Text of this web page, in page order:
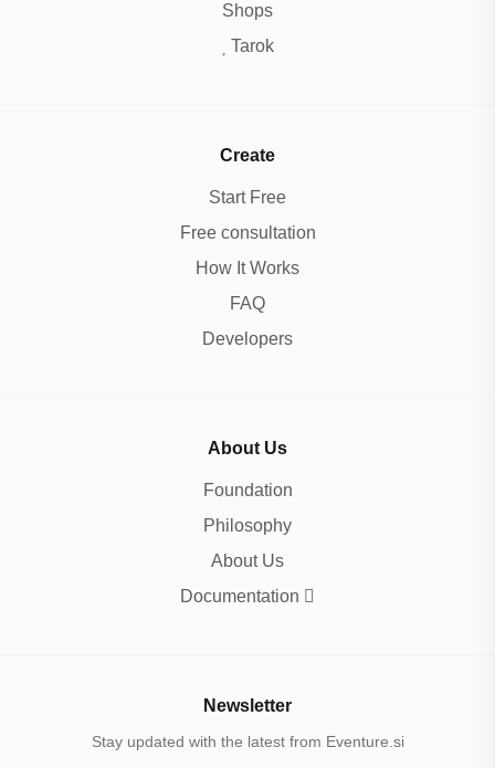
Shops
Tarok
Create
Start Free
Free consultation
How It Works
FAQ
Developers
About Us
Foundation
Philosophy
About Us
Documentation
Newsletter
Stay updated with the latest from Eventure.si